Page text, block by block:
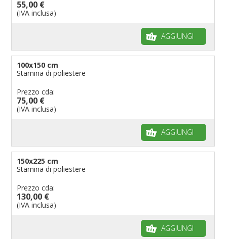
55,00 €
(IVA inclusa)
AGGIUNGI
100x150 cm
Stamina di poliestere
Prezzo cda:
75,00 €
(IVA inclusa)
AGGIUNGI
150x225 cm
Stamina di poliestere
Prezzo cda:
130,00 €
(IVA inclusa)
AGGIUNGI